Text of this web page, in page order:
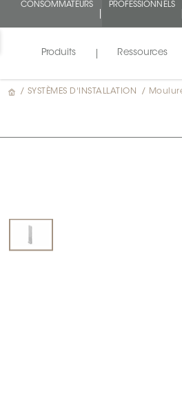
CONSOMMATEURS PROFESSIONNELS
Produits Ressources
/ SYSTÈMES D'INSTALLATION /